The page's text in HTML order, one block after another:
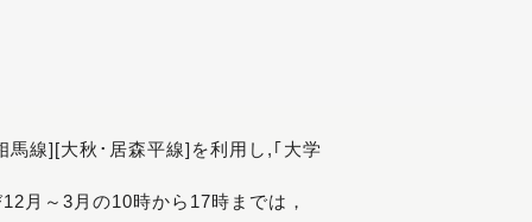
線][大秋･居森平線]を利用し,｢大学
月～3月の10時から17時までは，